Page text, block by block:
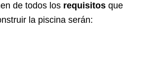
de todos los requisitos que
la piscina serán: